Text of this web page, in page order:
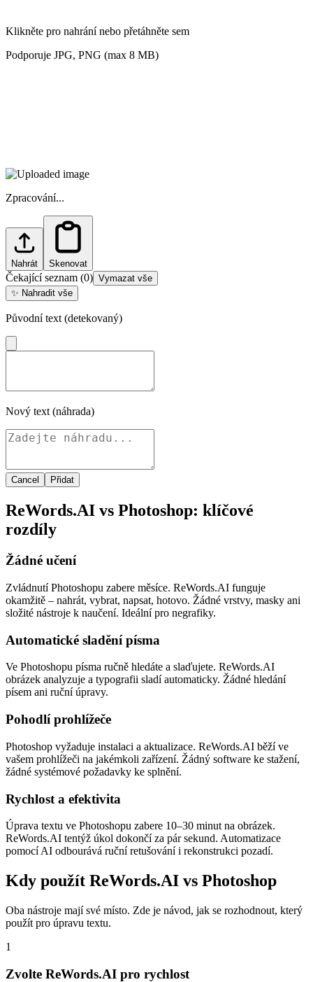
Klikněte pro nahrání nebo přetáhněte sem
Podporuje JPG, PNG (max 8 MB)
Zpracování...
Nahrát Skenovat
Čekající seznam (0) Vymazat vše
✨ Nahradit vše
Původní text (detekovaný)
Nový text (náhrada)
Cancel Přidat
ReWords.AI vs Photoshop: klíčové
rozdíly
Žádné učení
Zvládnutí Photoshopu zabere měsíce. ReWords.AI funguje
okamžitě – nahrát, vybrat, napsat, hotovo. Žádné vrstvy, masky ani
složité nástroje k naučení. Ideální pro negrafiky.
Automatické sladění písma
Ve Photoshopu písma ručně hledáte a slaďujete. ReWords.AI
obrázek analyzuje a typografii sladí automaticky. Žádné hledání
písem ani ruční úpravy.
Pohodlí prohlížeče
Photoshop vyžaduje instalaci a aktualizace. ReWords.AI běží ve
vašem prohlížeči na jakémkoli zařízení. Žádný software ke stažení,
žádné systémové požadavky ke splnění.
Rychlost a efektivita
Úprava textu ve Photoshopu zabere 10–30 minut na obrázek.
ReWords.AI tentýž úkol dokončí za pár sekund. Automatizace
pomocí AI odbourává ruční retušování i rekonstrukci pozadí.
Kdy použít ReWords.AI vs Photoshop
Oba nástroje mají své místo. Zde je návod, jak se rozhodnout, který
použít pro úpravu textu.
1
Zvolte ReWords.AI pro rychlost